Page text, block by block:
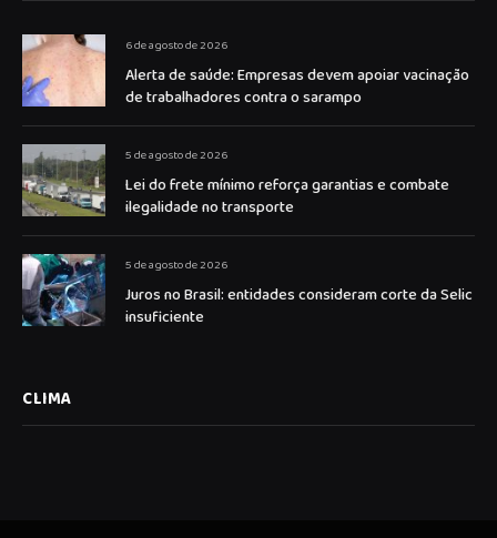
6 de agosto de 2026
Alerta de saúde: Empresas devem apoiar vacinação
de trabalhadores contra o sarampo
5 de agosto de 2026
Lei do frete mínimo reforça garantias e combate
ilegalidade no transporte
5 de agosto de 2026
Juros no Brasil: entidades consideram corte da Selic
insuficiente
CLIMA